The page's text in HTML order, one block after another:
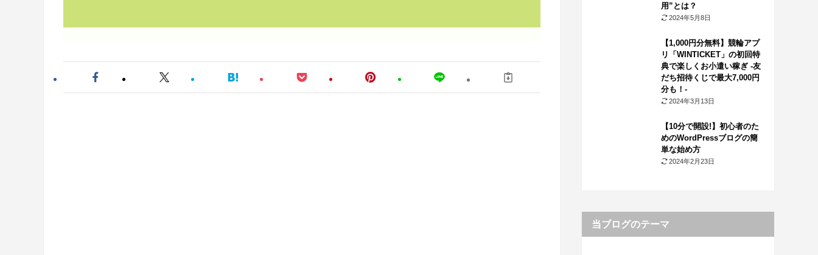
用”とは？
2024年5月8日
【1,000円分無料】競輪アプ
リ「WINTICKET」の初回特
典で楽しくお小遣い稼ぎ -友
だち招待くじで最大7,000円
分も！-
2024年3月13日
【10分で開設!】初心者のた
めのWordPressブログの簡
単な始め方
2024年2月23日
当ブログのテーマ